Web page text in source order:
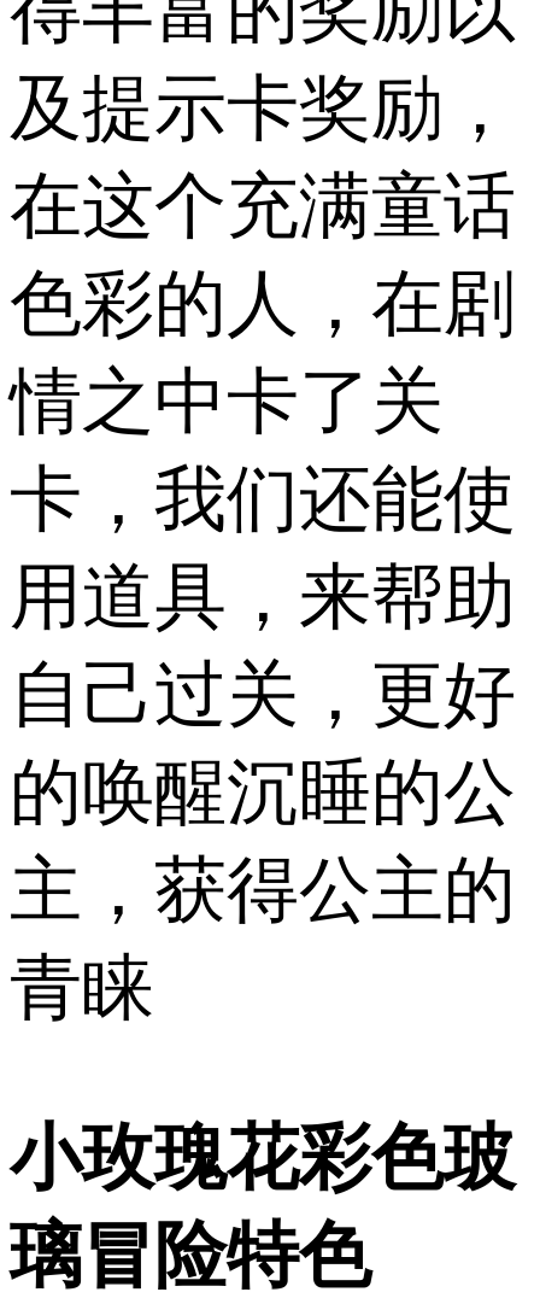
及提示卡奖励，
在这个充满童话
色彩的人，在剧
情之中卡了关
卡，我们还能使
用道具，来帮助
自己过关，更好
的唤醒沉睡的公
主，获得公主的
青睐
小玫瑰花彩色玻
璃冒险特色